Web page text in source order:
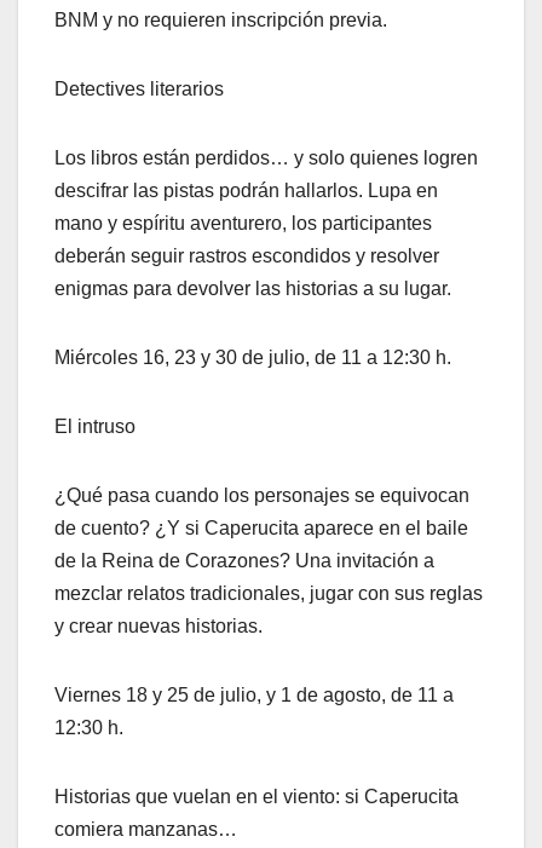
BNM y no requieren inscripción previa.
Detectives literarios
Los libros están perdidos… y solo quienes logren
descifrar las pistas podrán hallarlos. Lupa en
mano y espíritu aventurero, los participantes
deberán seguir rastros escondidos y resolver
enigmas para devolver las historias a su lugar.
Miércoles 16, 23 y 30 de julio, de 11 a 12:30 h.
El intruso
¿Qué pasa cuando los personajes se equivocan
de cuento? ¿Y si Caperucita aparece en el baile
de la Reina de Corazones? Una invitación a
mezclar relatos tradicionales, jugar con sus reglas
y crear nuevas historias.
Viernes 18 y 25 de julio, y 1 de agosto, de 11 a
12:30 h.
Historias que vuelan en el viento: si Caperucita
comiera manzanas…